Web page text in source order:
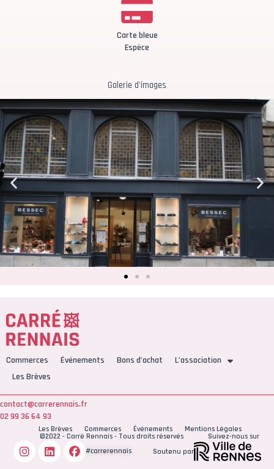
Carte bleue
Espèce
Galerie d'images
Commerces Événements Bons d’achat
L’association
Les Brèves
contact@carrerennais.fr
02 99 36 64 93
Les Brèves Commerces Événements
Mentions Légales
©2022 - Carré Rennais - Tous droits réservés
Suivez-nous sur
#carrerennais
Soutenu par